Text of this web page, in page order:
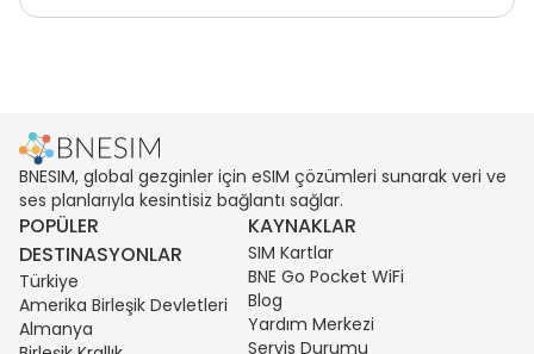
BNESIM, global gezginler için eSIM çözümleri sunarak veri ve
ses planlarıyla kesintisiz bağlantı sağlar.
POPÜLER
DESTINASYONLAR
Türkiye
Amerika Birleşik Devletleri
Almanya
KAYNAKLAR
SIM Kartlar
BNE Go Pocket WiFi
Blog
Yardım Merkezi
Servis Durumu